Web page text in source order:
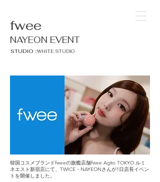
fwee
NAYEON EVENT
STUDIO：WHITE STUDIO
韓国コスメブランドfweeの旗艦店舗fwee Agito TOKYO ルミ
ネエスト新宿店にて、TWICE・NAYEONさんが1日店長イベン
トを開催しました。